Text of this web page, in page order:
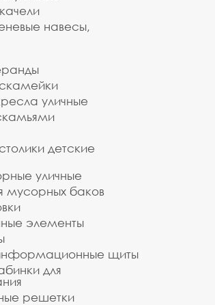
навесы,
уличные
детские
уличные
мусорных баков
элементы
щиты
для
решетки